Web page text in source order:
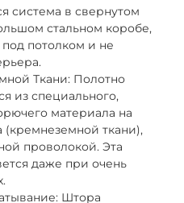
система в свернутом
стальном коробе,
потолком и не
Ткани: Полотно
из специального,
материала на
(кремнеземной ткани),
проволокой. Эта
даже при очень
Штора